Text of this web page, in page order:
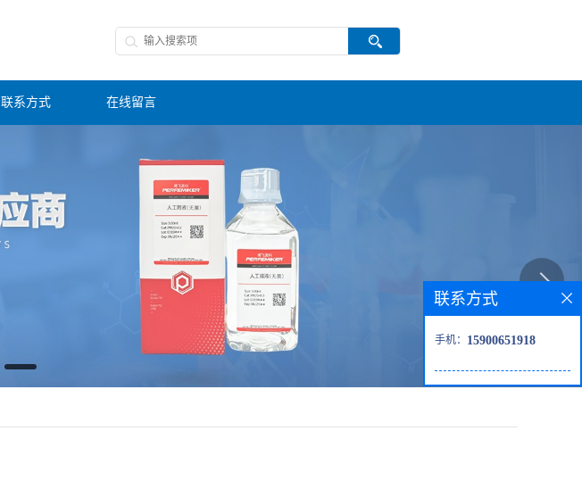
联系方式 在线留言
联系方式
手机： 15900651918